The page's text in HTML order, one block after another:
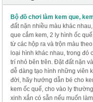
Bộ đồ chơi làm kem que,
đất nặn nhiều màu khác
que cắm kem, 2 ly hình ốc
từ các hộp ra và trộn màu
loại hình khác nhau, trong đó
trí nhỏ bên trên. Đặt đất nặn
dễ dàng tạo hình những viên
đời, hãy hướng dẫn bé cho
kem ốc quế, cho vào ly
xinh xắn có sẵn nếu muốn